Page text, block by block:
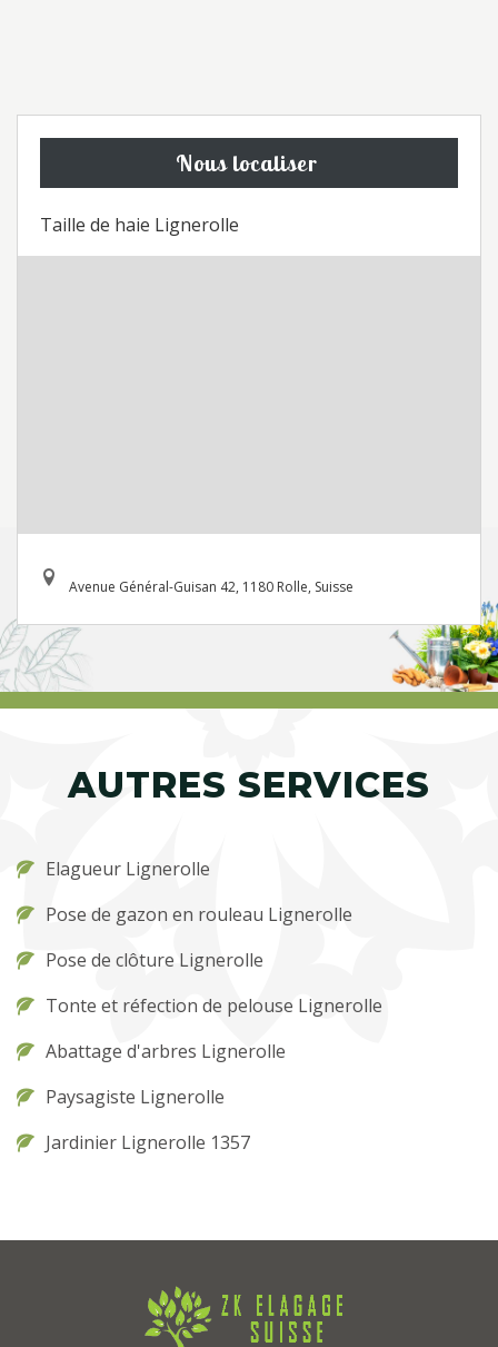
Nous localiser
Taille de haie Lignerolle
Avenue Général-Guisan 42, 1180 Rolle, Suisse
AUTRES SERVICES
Elagueur Lignerolle
Pose de gazon en rouleau Lignerolle
Pose de clôture Lignerolle
Tonte et réfection de pelouse Lignerolle
Abattage d'arbres Lignerolle
Paysagiste Lignerolle
Jardinier Lignerolle 1357